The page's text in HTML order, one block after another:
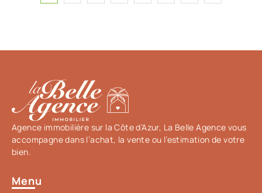
Agence immobilière sur la Côte d’Azur, La Belle Agence vous
accompagne dans l’achat, la vente ou l’estimation de votre
bien.
Menu